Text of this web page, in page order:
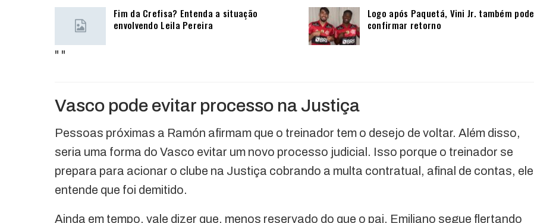
Fim da Crefisa? Entenda a situação
envolvendo Leila Pereira
" "
Logo após Paquetá, Vini Jr. também pode
confirmar retorno
Vasco pode evitar processo na Justiça
Pessoas próximas a Ramón afirmam que o treinador tem o desejo de voltar. Além disso,
seria uma forma do Vasco evitar um novo processo judicial. Isso porque o treinador se
prepara para acionar o clube na Justiça cobrando a multa contratual, afinal de contas, ele
entende que foi demitido.
Ainda em tempo, vale dizer que, menos reservado do que o pai, Emiliano segue flertando